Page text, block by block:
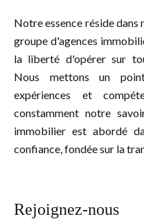
Notre essence réside dans
groupe d'agences
la liberté d'opérer sur
Nous mettons un
expériences et
constamment notre
immobilier est abordé
confiance, fondée sur la
Rejoignez-nous